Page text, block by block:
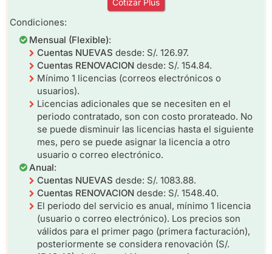
Cotizar Plus
Condiciones:
Mensual (Flexible):
Cuentas NUEVAS desde: S/. 126.97.
Cuentas RENOVACION desde: S/. 154.84.
Mínimo 1 licencias (correos electrónicos o
usuarios).
Licencias adicionales que se necesiten en el
periodo contratado, son con costo prorateado. No
se puede disminuir las licencias hasta el siguiente
mes, pero se puede asignar la licencia a otro
usuario o correo electrónico.
Anual:
Cuentas NUEVAS desde: S/. 1083.88.
Cuentas RENOVACION desde: S/. 1548.40.
El periodo del servicio es anual, mínimo 1 licencia
(usuario o correo electrónico). Los precios son
válidos para el primer pago (primera facturación),
posteriormente se considera renovación (S/.